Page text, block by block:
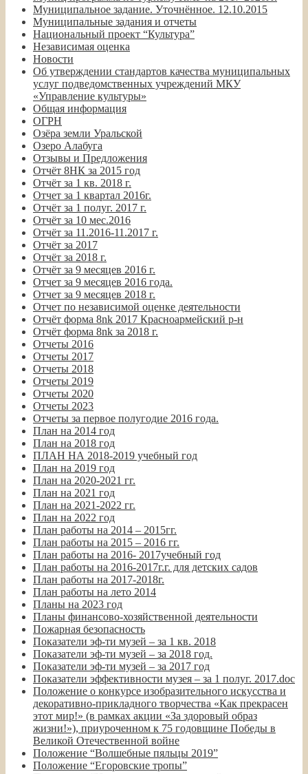
Муниципальное задание. Уточнённое. 12.10.2015
Муниципальные задания и отчеты
Национальный проект “Культура”
Независимая оценка
Новости
Об утверждении стандартов качества муниципальных
услуг подведомственных учреждений МКУ
«Управление культуры»
Общая информация
ОГРН
Озёра земли Уральской
Озеро Алабуга
Отзывы и Предложения
Отчёт 8НК за 2015 год
Отчёт за 1 кв. 2018 г.
Отчет за 1 квартал 2016г.
Отчёт за 1 полуг. 2017 г.
Отчёт за 10 мес.2016
Отчёт за 11.2016-11.2017 г.
Отчёт за 2017
Отчёт за 2018 г.
Отчёт за 9 месяцев 2016 г.
Отчет за 9 месяцев 2016 года.
Отчет за 9 месяцев 2018 г.
Отчет по независимой оценке деятельности
Отчёт форма 8nk 2017 Красноармейский р-н
Отчёт форма 8nk за 2018 г.
Отчеты 2016
Отчеты 2017
Отчеты 2018
Отчеты 2019
Отчеты 2020
Отчеты 2023
Отчеты за первое полугодие 2016 года.
План на 2014 год
План на 2018 год
ПЛАН НА 2018-2019 учебный год
План на 2019 год
План на 2020-2021 гг.
План на 2021 год
План на 2021-2022 гг.
План на 2022 год
План работы на 2014 – 2015гг.
План работы на 2015 – 2016 гг.
План работы на 2016- 2017учебный год
План работы на 2016-2017г.г. для детских садов
План работы на 2017-2018г.
План работы на лето 2014
Планы на 2023 год
Планы финансово-хозяйственной деятельности
Пожарная безопасность
Показатели эф-ти музей – за 1 кв. 2018
Показатели эф-ти музей – за 2018 год.
Показатели эф-ти музей – за 2017 год
Показатели эффективности музея – за 1 полуг. 2017.doc
Положение о конкурсе изобразительного искусства и
декоративно-прикладного творчества «Как прекрасен
этот мир!» (в рамках акции «За здоровый образ
жизни!»), приуроченном к 75 годовщине Победы в
Великой Отечественной войне
Положение “Волшебные пяльцы 2019”
Положение “Егоровские тропы”